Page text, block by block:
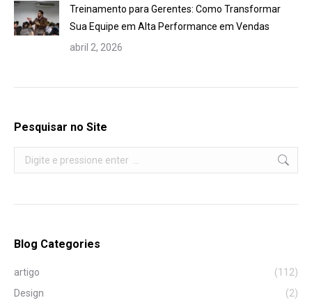
Treinamento para Gerentes: Como Transformar
Sua Equipe em Alta Performance em Vendas
abril 2, 2026
Pesquisar no Site
Search:
Blog Categories
artigo
(112)
Design
(2)